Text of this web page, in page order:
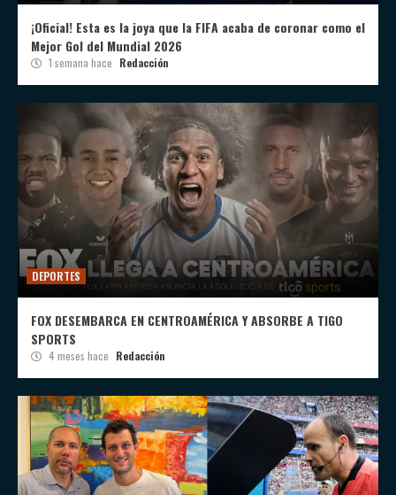
¡Oficial! Esta es la joya que la FIFA acaba de coronar como el
Mejor Gol del Mundial 2026
1 semana hace Redacción
DEPORTES
FOX DESEMBARCA EN CENTROAMÉRICA Y ABSORBE A TIGO
SPORTS
4 meses hace Redacción